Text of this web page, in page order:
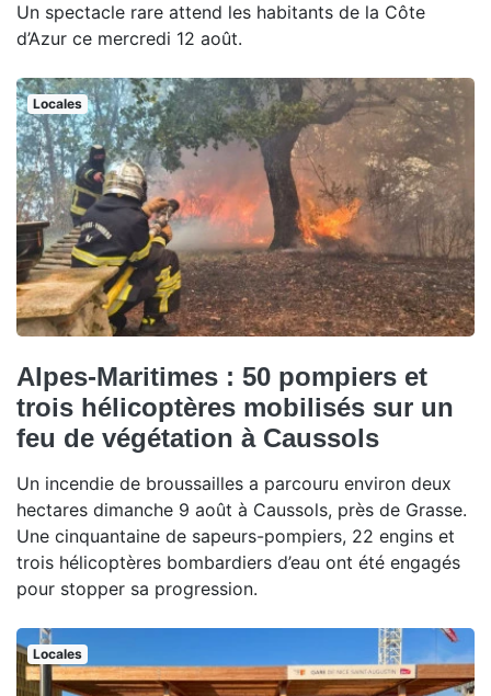
Un spectacle rare attend les habitants de la Côte
d’Azur ce mercredi 12 août.
Locales
Alpes-Maritimes : 50 pompiers et
trois hélicoptères mobilisés sur un
feu de végétation à Caussols
Un incendie de broussailles a parcouru environ deux
hectares dimanche 9 août à Caussols, près de Grasse.
Une cinquantaine de sapeurs-pompiers, 22 engins et
trois hélicoptères bombardiers d’eau ont été engagés
pour stopper sa progression.
Locales